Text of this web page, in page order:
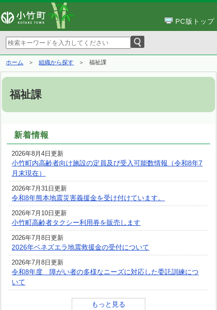
PC版トップ
ホーム 組織から探す 福祉課
福祉課
新着情報
2026年8月4日更新
小竹町内高齢者向け施設の定員及び受入可能数情報（令和8年7
月末現在）
2026年7月31日更新
令和8年熊本地震災害義援金を受け付けています。
2026年7月10日更新
小竹町高齢者タクシー利用券を販売します
2026年7月8日更新
2026年ベネズエラ地震救援金の受付について
2026年7月8日更新
令和8年度 障がい者の多様なニーズに対応した委託訓練につ
いて
もっと見る